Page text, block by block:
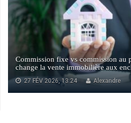
Commission fixe vs commission au
change la vente immobilière aux
27 FÉV 2026, 13:24 Alexandre